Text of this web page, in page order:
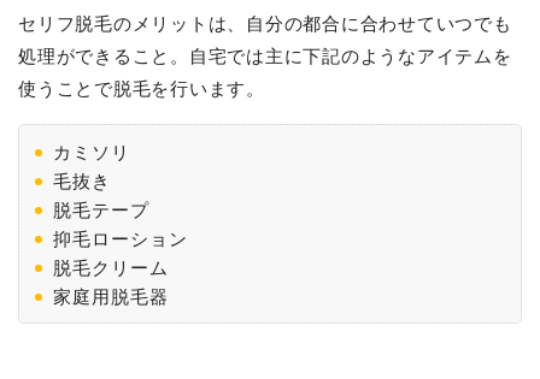
セリフ脱毛のメリットは、自分の都合に合わせていつでも
処理ができること。自宅では主に下記のようなアイテムを
使うことで脱毛を行います。
カミソリ
毛抜き
脱毛テープ
抑毛ローション
脱毛クリーム
家庭用脱毛器